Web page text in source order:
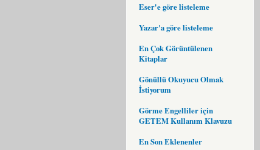
Eser'e göre listeleme
Yazar'a göre listeleme
En Çok Görüntülenen
Kitaplar
Gönüllü Okuyucu Olmak
İstiyorum
Görme Engelliler için
GETEM Kullanım Klavuzu
En Son Eklenenler